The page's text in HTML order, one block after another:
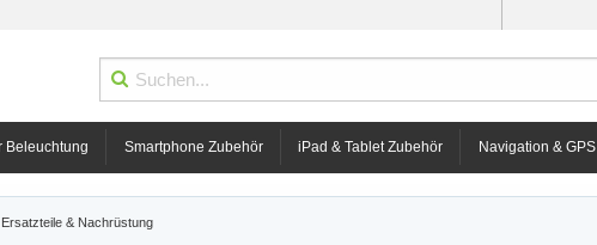
Beleuchtung Smartphone Zubehör iPad & Tablet Zubehör Navigation & GPS
Ersatzteile & Nachrüstung